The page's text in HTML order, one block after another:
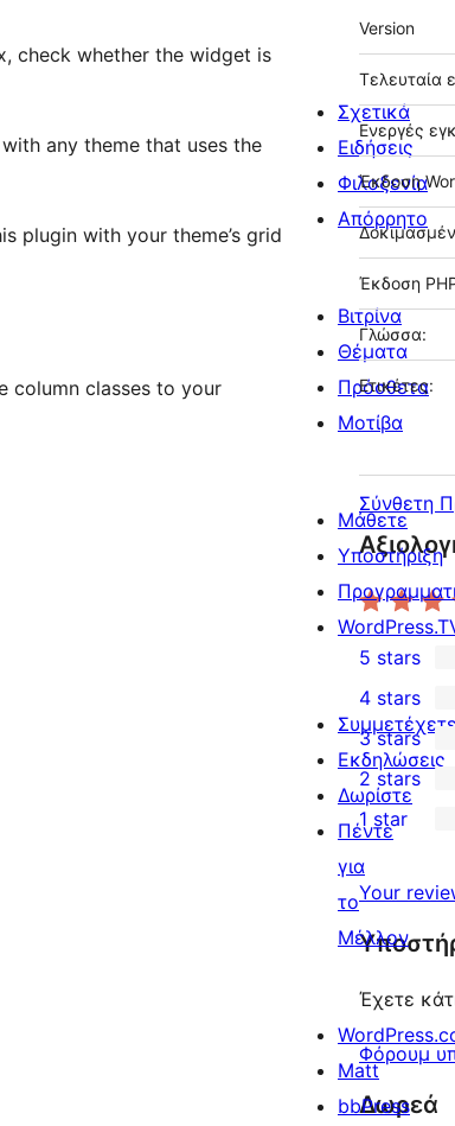
check whether the widget is
any theme that uses the
plugin with your theme’s grid
column classes to your
Version
Τελευταία
Ενεργές
Έκδοση
Έκδοση
Γλώσσα:
Ετικέτες:
Σύνθετη
7
5-
star
reviews
5 stars
4-
star
reviews
4 stars
0
3-
star
reviews
3 stars
0
2-
star
reviews
2 stars
1
1-
star
review
1 star
Your
Έχετε
Φόρουμ
Δωρεά
Σχετικά
Ειδήσεις
Φιλοξενία
Απόρρητο
Βιτρίνα
Θέματα
Πρόσθετα
Μοτίβα
Μάθετε
Υποστήριξη
Συμμετέχετε
Εκδηλώσεις
Δωρίστε
Πέντε
για
το
Μέλλον
Matt
bbPress